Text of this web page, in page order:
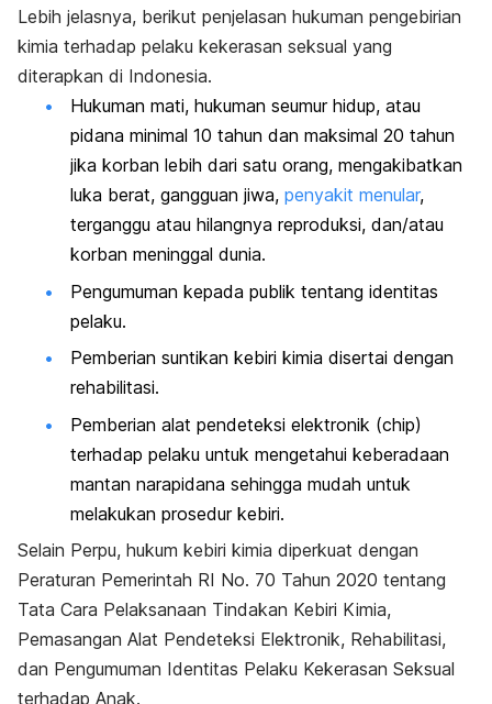
Lebih jelasnya, berikut penjelasan hukuman pengebirian
kimia terhadap pelaku kekerasan seksual yang
diterapkan di Indonesia.
Hukuman mati, hukuman seumur hidup, atau
pidana minimal 10 tahun dan maksimal 20 tahun
jika korban lebih dari satu orang, mengakibatkan
luka berat, gangguan jiwa, penyakit menular,
terganggu atau hilangnya reproduksi, dan/atau
korban meninggal dunia.
Pengumuman kepada publik tentang identitas
pelaku.
Pemberian suntikan kebiri kimia disertai dengan
rehabilitasi.
Pemberian alat pendeteksi elektronik (chip)
terhadap pelaku untuk mengetahui keberadaan
mantan narapidana sehingga mudah untuk
melakukan prosedur kebiri.
Selain Perpu, hukum kebiri kimia diperkuat dengan
Peraturan Pemerintah RI No. 70 Tahun 2020 tentang
Tata Cara Pelaksanaan Tindakan Kebiri Kimia,
Pemasangan Alat Pendeteksi Elektronik, Rehabilitasi,
dan Pengumuman Identitas Pelaku Kekerasan Seksual
terhadap Anak.